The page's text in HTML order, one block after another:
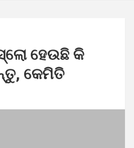
ହେଉଛି କି
କେମିତି